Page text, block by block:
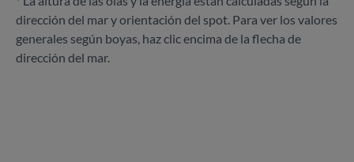
dirección del mar y orientación del spot. Para ver los valores
generales según boyas, haz clic encima de la flecha de
dirección del mar.